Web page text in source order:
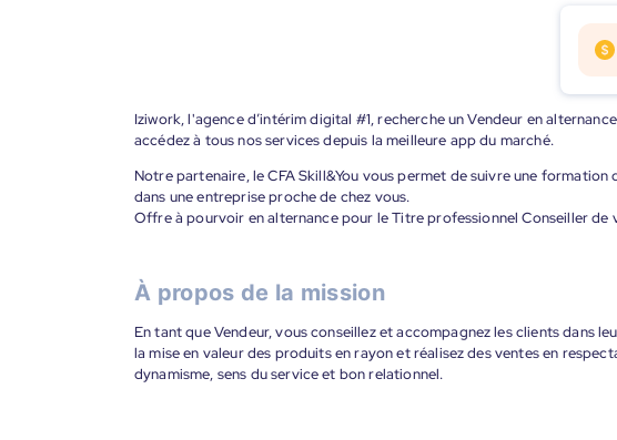
Iziwork, l'agence d’intérim digital #1, recherche un Vendeur en
accédez à tous nos services depuis la meilleure app du marché.
Notre partenaire, le CFA Skill&You vous permet de suivre une
dans une entreprise proche de chez vous.
Offre à pourvoir en alternance pour le Titre professionnel Conseiller de
À propos de la mission
En tant que Vendeur, vous conseillez et accompagnez les clients dans
la mise en valeur des produits en rayon et réalisez des ventes en
dynamisme, sens du service et bon relationnel.